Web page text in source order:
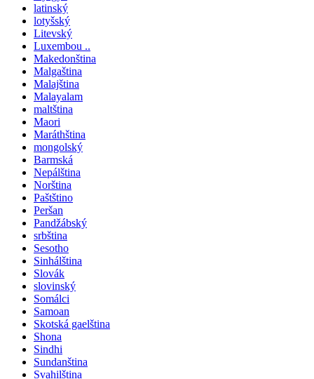
latinský
lotyšský
Litevský
Luxembou ..
Makedonština
Malgaština
Malajština
Malayalam
maltština
Maori
Maráthština
mongolský
Barmská
Nepálština
Norština
Paštštino
Peršan
Pandžábský
srbština
Sesotho
Sinhálština
Slovák
slovinský
Somálci
Samoan
Skotská gaelština
Shona
Sindhi
Sundanština
Svahilština